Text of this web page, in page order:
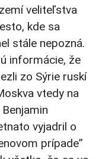
veliteľstva
kde sa
stále nepozná.
informácie, že
zo Sýrie ruskí
vtedy na
vyjadril o
prípade”